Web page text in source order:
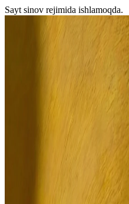
Sayt sinov rejimida ishlamoqda.